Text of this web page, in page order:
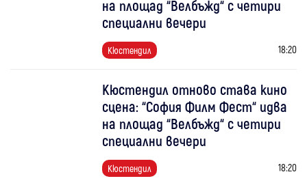
на площад “Велбъжд“ с четири
специални вечери
Кюстендил 18:20
Кюстендил отново става кино
сцена: “София Филм Фест“ идва
на площад “Велбъжд“ с четири
специални вечери
Кюстендил 18:20